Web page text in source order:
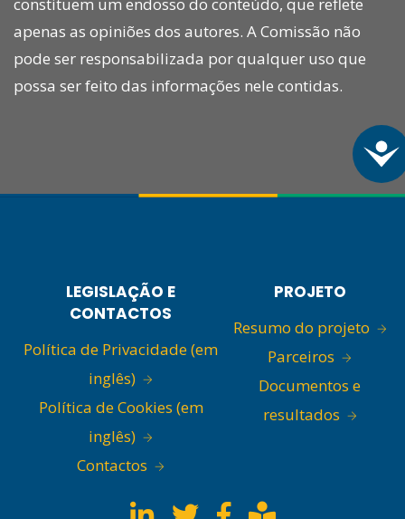
apenas as opiniões dos autores. A Comissão não
pode ser responsabilizada por qualquer uso que
possa ser feito das informações nele contidas.
LEGISLAÇÃO E
CONTACTOS
Política de Privacidade (em
inglês)
Política de Cookies (em
inglês)
Contactos
PROJETO
Resumo do projeto
Parceiros
Documentos e
resultados